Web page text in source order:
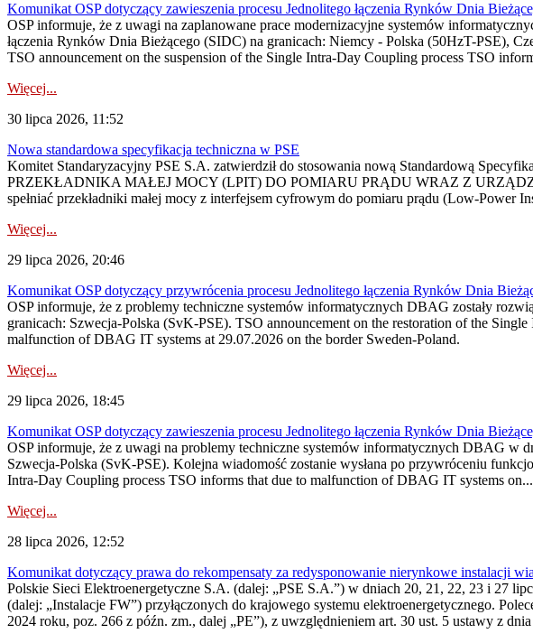
Komunikat OSP dotyczący zawieszenia procesu Jednolitego łączenia Rynków Dnia
OSP informuje, że z uwagi na zaplanowane prace modernizacyjne systemów
łączenia Rynków Dnia Bieżącego (SIDC) na granicach: Niemcy - Polska (50HzT-PSE),
TSO announcement on the suspension of the Single Intra-Day Coupling process TSO
Więcej...
30 lipca 2026, 11:52
Nowa standardowa specyfikacja techniczna w PSE
Komitet Standaryzacyjny PSE S.A. zatwierdził do stosowania nową Standardową
PRZEKŁADNIKA MAŁEJ MOCY (LPIT) DO POMIARU PRĄDU WRAZ Z
spełniać przekładniki małej mocy z interfejsem cyfrowym do pomiaru prądu (Low-Power
Więcej...
29 lipca 2026, 20:46
Komunikat OSP dotyczący przywrócenia procesu Jednolitego łączenia Rynków Dnia
OSP informuje, że z problemy techniczne systemów informatycznych DBAG zostały
granicach: Szwecja-Polska (SvK-PSE). TSO announcement on the restoration of the
malfunction of DBAG IT systems at 29.07.2026 on the border Sweden-Poland.
Więcej...
29 lipca 2026, 18:45
Komunikat OSP dotyczący zawieszenia procesu Jednolitego łączenia Rynków Dnia
OSP informuje, że z uwagi na problemy techniczne systemów informatycznych DBAG w
Szwecja-Polska (SvK-PSE). Kolejna wiadomość zostanie wysłana po przywróceniu
Intra-Day Coupling process TSO informs that due to malfunction of DBAG IT systems on...
Więcej...
28 lipca 2026, 12:52
Komunikat dotyczący prawa do rekompensaty za redysponowanie nierynkowe instalacji
Polskie Sieci Elektroenergetyczne S.A. (dalej: „PSE S.A.”) w dniach 20, 21, 22, 23 i 27
(dalej: „Instalacje FW”) przyłączonych do krajowego systemu elektroenergetycznego.
2024 roku, poz. 266 z późn. zm., dalej „PE”), z uwzględnieniem art. 30 ust. 5 ustawy z